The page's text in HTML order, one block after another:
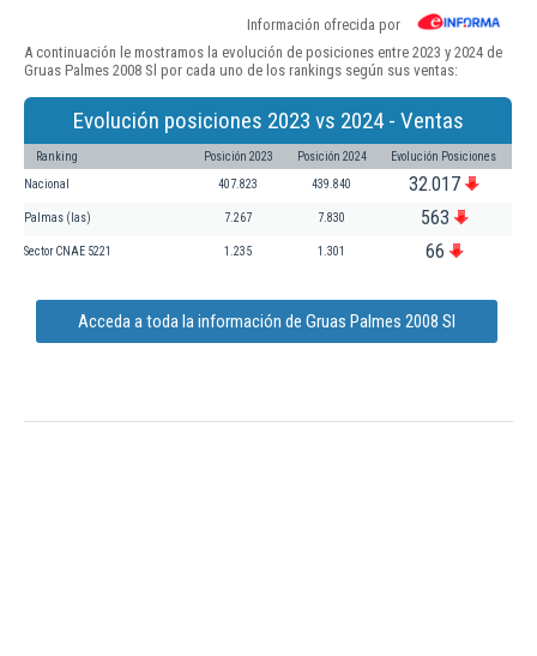
Información ofrecida por
A continuación le mostramos la evolución de posiciones entre 2023 y 2024 de
Gruas Palmes 2008 Sl por cada uno de los rankings según sus ventas:
Evolución posiciones 2023 vs 2024 - Ventas
Ranking Posición 2023 Posición 2024 Evolución Posiciones
Nacional 407.823 439.840 32.017
Palmas (las) 7.267 7.830 563
Sector CNAE 5221 1.235 1.301 66
Acceda a toda la información de Gruas Palmes 2008 Sl